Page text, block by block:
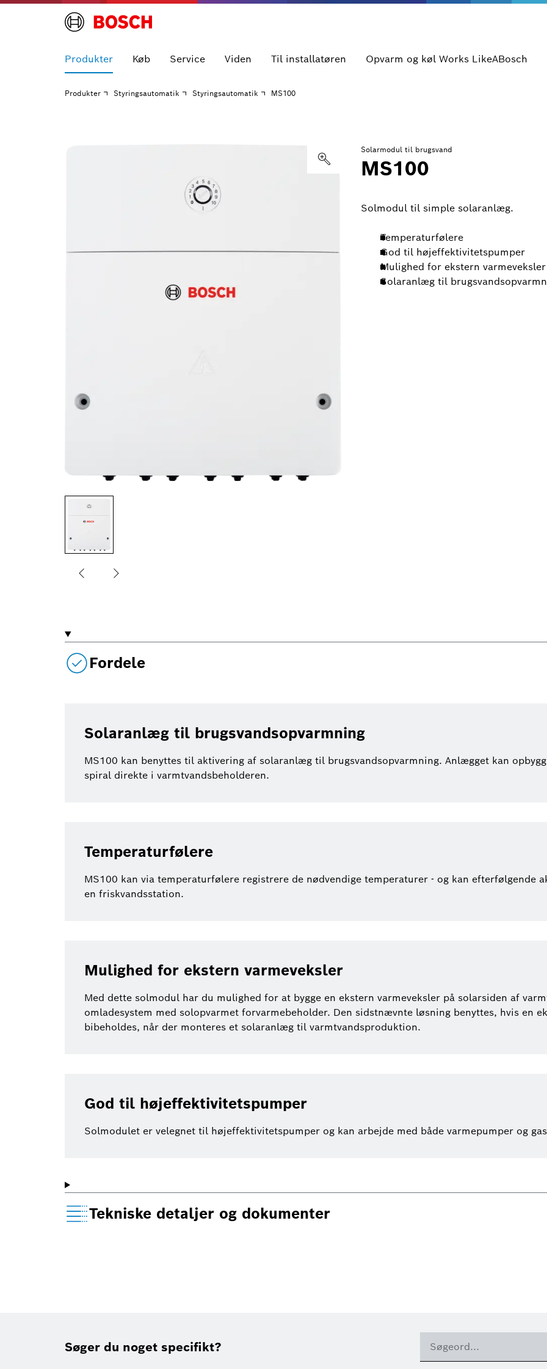
Produkter Køb Service Viden Til installatøren Opvarm og køl Works LikeABosch
Produkter Styringsautomatik Styringsautomatik MS100
Solarmodul til brugsvand
MS100
Solmodul til simple solaranlæg.
Temperaturfølere
God til højeffektivitetspumper
Mulighed for ekstern varmeveksler
Solaranlæg til
Fordele
Solaranlæg til brugsvandsopvarmning
MS100 kan benyttes til aktivering af solaranlæg til brugsvandsopvarmning. Anlægget kan
spiral direkte i varmtvandsbeholderen.
Temperaturfølere
MS100 kan via temperaturfølere registrere de nødvendige temperaturer - og kan efterfølgende
en friskvandsstation.
Mulighed for ekstern varmeveksler
Med dette solmodul har du mulighed for at bygge en ekstern varmeveksler på solarsiden af
omladesystem med solopvarmet forvarmebeholder. Den sidstnævnte løsning benyttes, hvis en
bibeholdes, når der monteres et solaranlæg til varmtvandsproduktion.
God til højeffektivitetspumper
Solmodulet er velegnet til højeffektivitetspumper og kan arbejde med både varmepumper og
Tekniske detaljer og dokumenter
Søger du noget specifikt?